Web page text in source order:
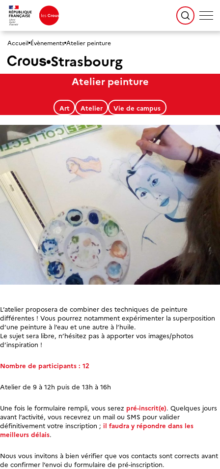
Accueil Évènements Atelier peinture
Strasbourg
Atelier peinture
Art Atelier Vie de campus
L’atelier proposera de combiner des techniques de peinture
différentes ! Vous pourrez notamment expérimenter la superposition
d’une peinture à l’eau et une autre à l’huile.
Le sujet sera libre, n’hésitez pas à apporter vos images/photos
d’inspiration !
Nombre de participants : 12
Atelier de 9 à 12h puis de 13h à 16h
Une fois le formulaire rempli, vous serez pré-inscrit(e). Quelques jours
avant l’activité, vous recevrez un mail ou SMS pour valider
définitivement votre inscription ; il faudra y répondre dans les
meilleurs délais.
Nous vous invitons à bien vérifier que vos contacts sont corrects avant
de confirmer l’envoi du formulaire de pré-inscription.